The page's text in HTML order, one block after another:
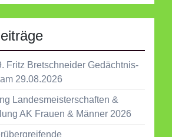
Fritz Bretschneider Gedächtnis-
29.08.2026
Landesmeisterschaften &
AK Frauen & Männer 2026